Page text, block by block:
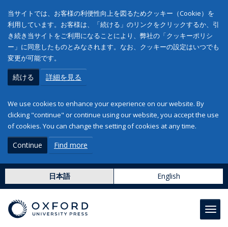
当サイトでは、お客様の利便性向上を図るためクッキー（Cookie）を
利用しています。お客様は、「続ける」のリンクをクリックするか、引
き続き当サイトをご利用になることにより、弊社の「クッキーポリシ
ー」に同意したものとみなされます。なお、クッキーの設定はいつでも
変更が可能です。
続ける 詳細を見る
We use cookies to enhance your experience on our website. By
clicking "continue" or continue using our website, you accept the use
of cookies. You can change the setting of cookies at any time.
Continue Find more
日本語 English